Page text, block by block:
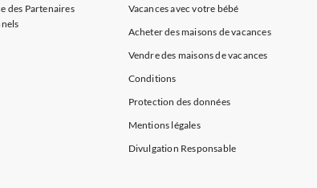
des Partenaires
Vacances avec votre bébé
Acheter des maisons de vacances
Vendre des maisons de vacances
Conditions
Protection des données
Mentions légales
Divulgation Responsable